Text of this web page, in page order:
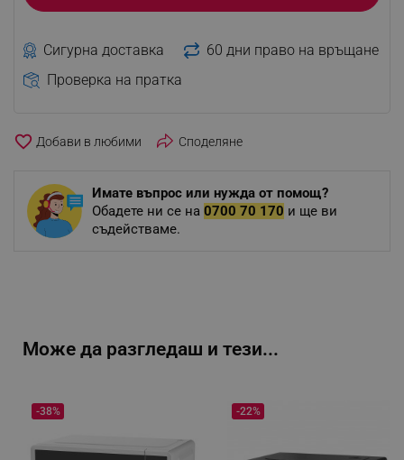
Сигурна доставка
60 дни право на връщане
Проверка на пратка
favorite_border Споделяне
Имате въпрос или нужда от помощ?
Обадете ни се на 0700 70 170 и ще ви
съдействаме.
Може да разгледаш и тези...
-38% -22%